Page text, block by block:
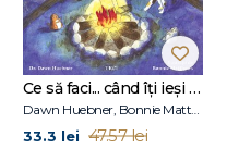
Ce să faci... când îţi ieşi din fire. Ghid pentru copiii care nu-şi pot stăpâni furia
33.3 lei 47.57 lei